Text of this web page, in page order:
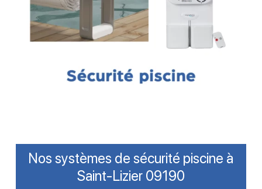
Nos systèmes de sécurité piscine à
Saint-Lizier 09190